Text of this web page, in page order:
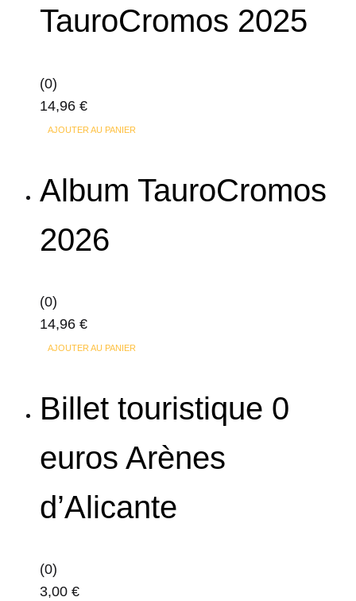
TauroCromos 2025
(0)
14,96 €
AJOUTER AU PANIER
Album TauroCromos
2026
(0)
14,96 €
AJOUTER AU PANIER
Billet touristique 0
euros Arènes
d’Alicante
(0)
3,00 €